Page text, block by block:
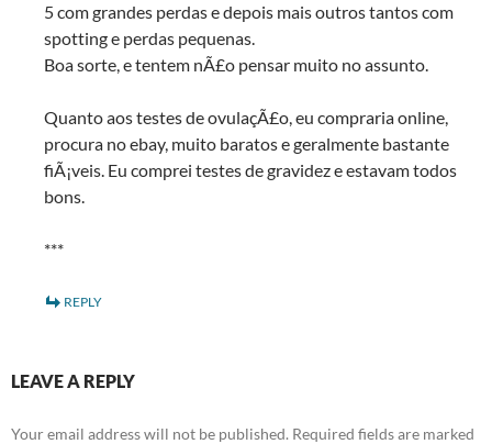
5 com grandes perdas e depois mais outros tantos com
spotting e perdas pequenas.
Boa sorte, e tentem nÃ£o pensar muito no assunto.
Quanto aos testes de ovulaçÃ£o, eu compraria online,
procura no ebay, muito baratos e geralmente bastante
fiÃ¡veis. Eu comprei testes de gravidez e estavam todos
bons.
***
REPLY
LEAVE A REPLY
Your email address will not be published. Required fields are marked